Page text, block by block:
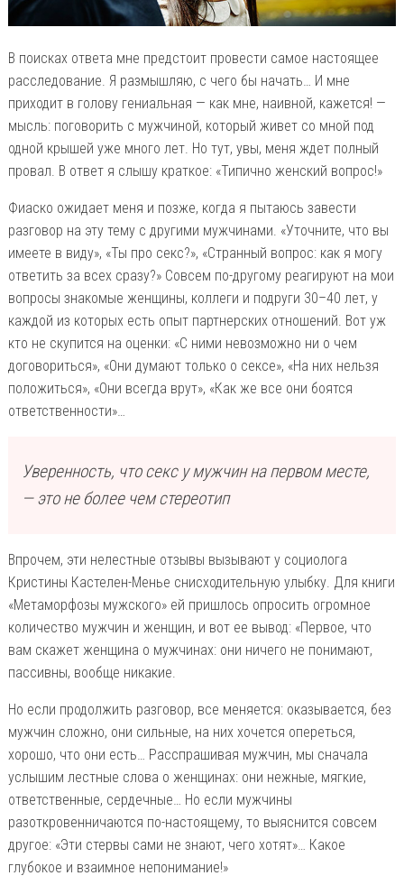
В поисках ответа мне предстоит провести самое настоящее
расследование. Я размышляю, с чего бы начать… И мне
приходит в голову гениальная — как мне, наивной, кажется! —
мысль: поговорить с мужчиной, который живет со мной под
одной крышей уже много лет. Но тут, увы, меня ждет полный
провал. В ответ я слышу краткое: «Типично женский вопрос!»
Фиаско ожидает меня и позже, когда я пытаюсь завести
разговор на эту тему с другими мужчинами. «Уточните, что вы
имеете в виду», «Ты про секс?», «Странный вопрос: как я могу
ответить за всех сразу?» Совсем по-другому реагируют на мои
вопросы знакомые женщины, коллеги и подруги 30–40 лет, у
каждой из которых есть опыт партнерских отношений. Вот уж
кто не скупится на оценки: «С ними невозможно ни о чем
договориться», «Они думают только о сексе», «На них нельзя
положиться», «Они всегда врут», «Как же все они боятся
ответственности»…
Уверенность, что секс у мужчин на первом месте,
— это не более чем стереотип
Впрочем, эти нелестные отзывы вызывают у социолога
Кристины Кастелен-Менье снисходительную улыбку. Для книги
«Метаморфозы мужского» ей пришлось опросить огромное
количество мужчин и женщин, и вот ее вывод: «Первое, что
вам скажет женщина о мужчинах: они ничего не понимают,
пассивны, вообще никакие.
Но если продолжить разговор, все меняется: оказывается, без
мужчин сложно, они сильные, на них хочется опереться,
хорошо, что они есть… Расспрашивая мужчин, мы сначала
услышим лестные слова о женщинах: они нежные, мягкие,
ответственные, сердечные… Но если мужчины
разоткровенничаются по-настоящему, то выяснится совсем
другое: «Эти стервы сами не знают, чего хотят»… Какое
глубокое и взаимное непонимание!»